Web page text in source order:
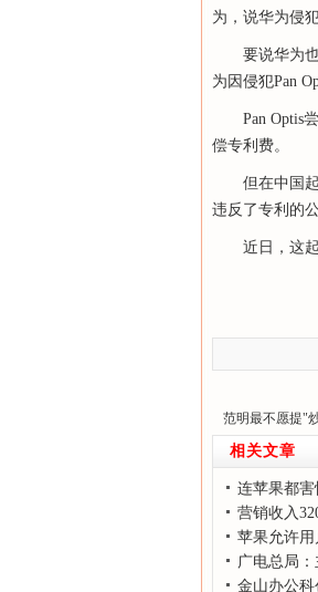
为，说华为侵
要说华为
为因侵犯Pan
Pan Optis
偿专利费。
但在中国
违反了专利的
近日，这
--
范明最不愿提"
相关文章
连苹果都害
营销收入
华为的艰难时
苹果允许
广电总局
金山办公